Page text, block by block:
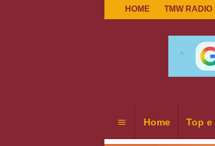
HOME TMW RADIO
Home Top e